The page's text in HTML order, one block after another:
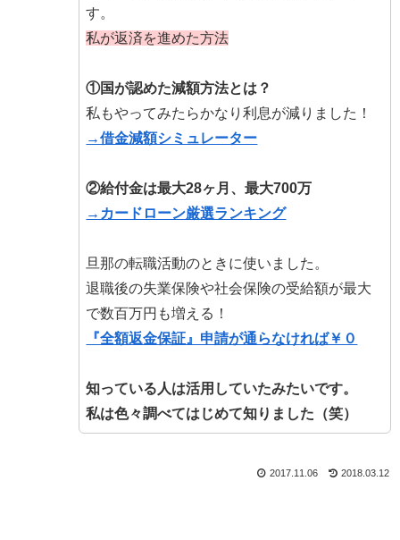
す。
私が返済を進めた方法
①国が認めた減額方法とは？
私もやってみたらかなり利息が減りました！
→借金減額シミュレーター
②給付金は最大28ヶ月、最大700万
→カードローン厳選ランキング
旦那の転職活動のときに使いました。
退職後の失業保険や社会保険の受給額が最大
で数百万円も増える！
『全額返金保証』申請が通らなければ￥０
知っている人は活用していたみたいです。
私は色々調べてはじめて知りました（笑）
2018.03.12
2017.11.06